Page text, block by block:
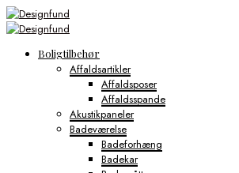
Boligtilbehør
Affaldsartikler
Affaldsposer
Affaldsspande
Akustikpaneler
Badeværelse
Badeforhæng
Badekar